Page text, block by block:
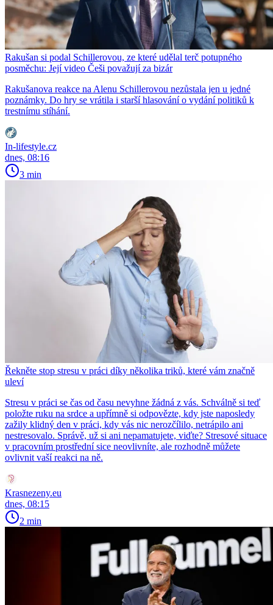
Rakušan si podal Schillerovou, ze které udělal terč potupného
posměchu: Její video Češi považují za bizár
Rakušanova reakce na Alenu Schillerovou nezůstala jen u jedné
poznámky. Do hry se vrátila i starší hlasování o vydání politiků k
trestnímu stíhání.
In-lifestyle.cz
dnes, 08:16
3 min
Řekněte stop stresu v práci díky několika triků, které vám značně
uleví
Stresu v práci se čas od času nevyhne žádná z vás. Schválně si teď
položte ruku na srdce a upřímně si odpovězte, kdy jste naposledy
zažily klidný den v práci, kdy vás nic nerozčílilo, netrápilo ani
nestresovalo. Správě, už si ani nepamatujete, viďte? Stresové situace
v pracovním prostřední sice neovlivníte, ale rozhodně můžete
ovlivnit vaší reakci na ně.
Krasnezeny.eu
dnes, 08:15
2 min